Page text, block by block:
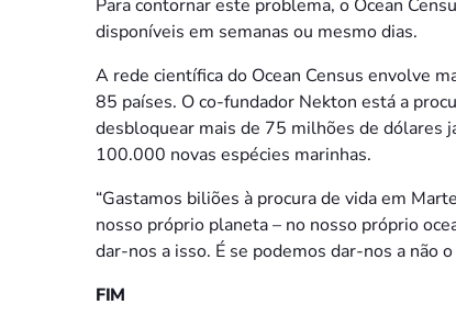
Para contornar este problema, o Ocean
disponíveis em semanas ou mesmo dias.
A rede científica do Ocean Census envolve
85 países. O co-fundador Nekton está a
desbloquear mais de 75 milhões de dólares
100.000 novas espécies marinhas.
“Gastamos biliões à procura de vida em
nosso próprio planeta – no nosso próprio
dar-nos a isso. É se podemos dar-nos a não
FIM